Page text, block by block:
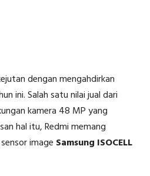
dengan mengahdirkan
ini. Salah satu nilai jual dari
kamera 48 MP yang
hal itu, Redmi memang
image Samsung ISOCELL